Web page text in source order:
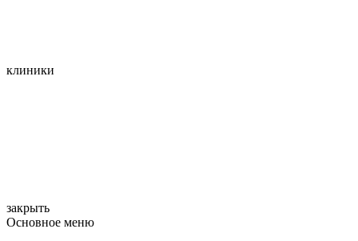
клиники
закрыть
Основное меню